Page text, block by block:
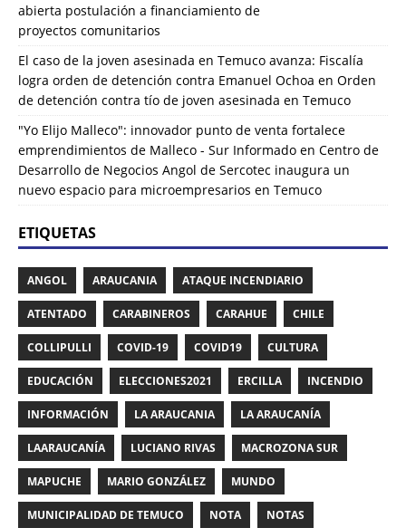
abierta postulación a financiamiento de
proyectos comunitarios
El caso de la joven asesinada en Temuco avanza: Fiscalía
logra orden de detención contra Emanuel Ochoa en Orden
de detención contra tío de joven asesinada en Temuco
"Yo Elijo Malleco": innovador punto de venta fortalece
emprendimientos de Malleco - Sur Informado en Centro de
Desarrollo de Negocios Angol de Sercotec inaugura un
nuevo espacio para microempresarios en Temuco
ETIQUETAS
ANGOL ARAUCANIA ATAQUE INCENDIARIO
ATENTADO CARABINEROS CARAHUE CHILE
COLLIPULLI COVID-19 COVID19 CULTURA
EDUCACIÓN ELECCIONES2021 ERCILLA INCENDIO
INFORMACIÓN LA ARAUCANIA LA ARAUCANÍA
LAARAUCANÍA LUCIANO RIVAS MACROZONA SUR
MAPUCHE MARIO GONZÁLEZ MUNDO
MUNICIPALIDAD DE TEMUCO NOTA NOTAS